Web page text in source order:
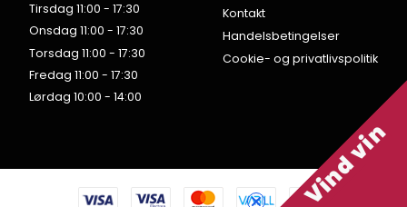
Tirsdag 11:00 - 17:30
Onsdag 11:00 - 17:30
Torsdag 11:00 - 17:30
Fredag 11:00 - 17:30
Lørdag 10:00 - 14:00
Kontakt
Handelsbetingelser
Cookie- og privatlivspolitik
Vind vin